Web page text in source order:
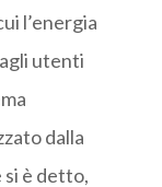
l’energia
utenti
dalla
si è detto,